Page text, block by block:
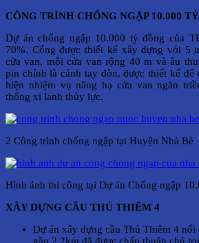
CÔNG TRÌNH CHỐNG NGẬP 10.000
Dự án chống ngập 10.000 tỷ đồng của
70%. Cống được thiết kế xây dựng với 5
cửa van, mỗi cửa van rộng 40 m và âu
pin chính là cánh tay đòn, được thiết kế để
hiện nhiệm vụ nâng hạ cửa van ngăn
thống xi lanh thủy lực.
2 Công trình chống ngập tại Huyện Nhà Bè
Hình ảnh thi công tại Dự án Chống ngập
XÂY DỰNG CẦU THỦ THIÊM 4
Dự án xây dựng cầu Thủ Thiêm 4 nối
gần 2,2km đã được chấp thuận chủ